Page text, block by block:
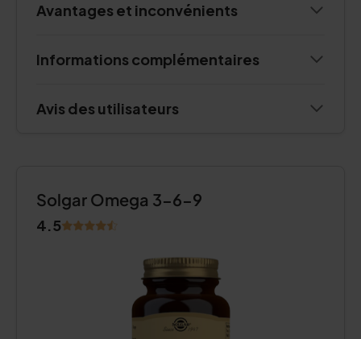
Avantages et inconvénients
Informations complémentaires
Avis des utilisateurs
Solgar Omega 3-6-9
4.5